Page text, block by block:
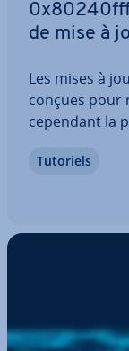
0x80240fff
de mise à
Les mises à
conçues pour
cependant la
parvient tout
Tutoriels